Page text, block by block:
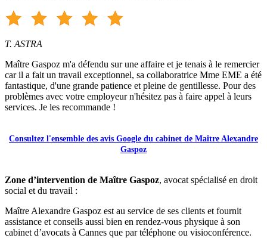
T. ASTRA
Maître Gaspoz m'a défendu sur une affaire et je tenais à le remercier
car il a fait un travail exceptionnel, sa collaboratrice Mme EME a été
fantastique, d'une grande patience et pleine de gentillesse. Pour des
problèmes avec votre employeur n'hésitez pas à faire appel à leurs
services. Je les recommande !
Consultez l'ensemble des avis Google du cabinet de Maître Alexandre
Gaspoz
Zone d’intervention de Maître Gaspoz, avocat spécialisé en droit
social et du travail :
Maître Alexandre Gaspoz est au service de ses clients et fournit
assistance et conseils aussi bien en rendez-vous physique à son
cabinet d’avocats à Cannes que par téléphone ou visioconférence.